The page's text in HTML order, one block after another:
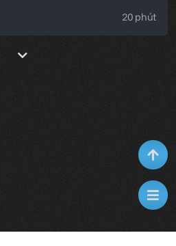
20 phút